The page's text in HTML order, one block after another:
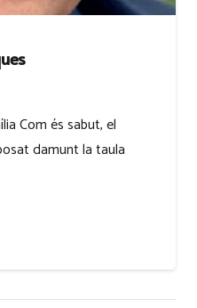
Com és sabut, el
damunt la taula